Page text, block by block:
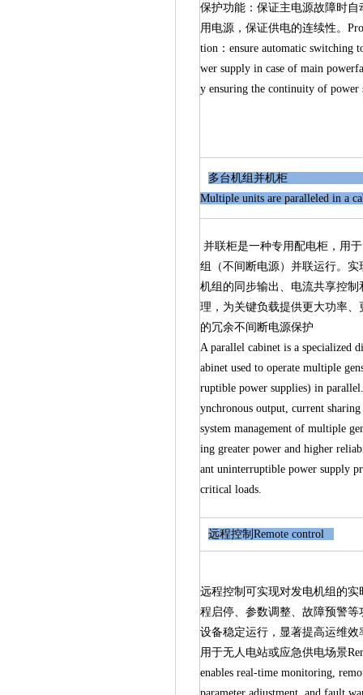
保护功能：保证主电源故障时自
用电源，保证供电的连续性。
tion：ensure automatic switching
wer supply in case of main
y ensuring the continuity of power
多台机组
Multiple units are paralleled in a
并联柜是一种专用配电柜，用
组（不间断电源）并联运行。实
机组的同步输出、电流共享控制
理，为关键负载提供更大功率、
的冗余不间断电源保护
A parallel cabinet is a specialized
abinet used to operate multiple
ruptible power supplies) in
ynchronous output, current
system management of multiple
ing greater power and higher
ant uninterruptible power supply
critical loads.
远程控制Remote control
远程控制可实现对发电机组的实
程启停、参数调整、故障预警等
设备稳定运行，显著提高运维效
用于无人电站或应急供电场景
enables real-time monitoring,